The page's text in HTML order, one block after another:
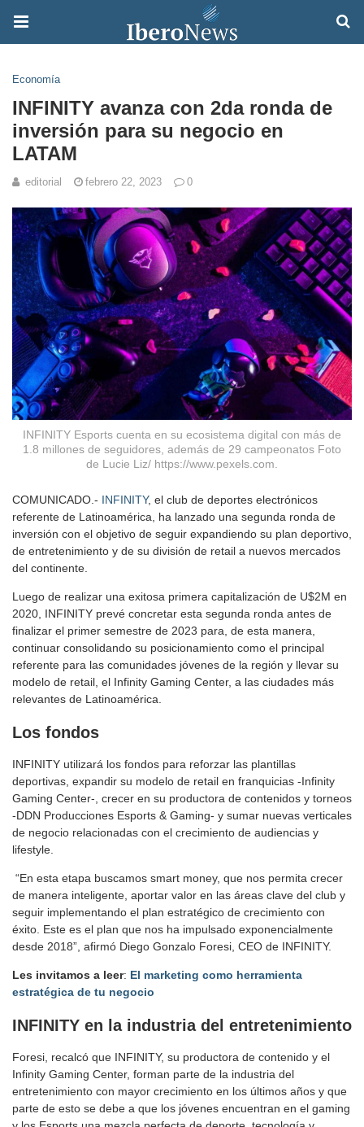
Economía
INFINITY avanza con 2da ronda de
inversión para su negocio en
LATAM
editorial febrero 22, 2023 0
INFINITY Esports cuenta en su ecosistema digital con más de
1.8 millones de seguidores, además de 29 campeonatos Foto
de Lucie Liz/ https://www.pexels.com.
COMUNICADO.- INFINITY, el club de deportes electrónicos
referente de Latinoamérica, ha lanzado una segunda ronda de
inversión con el objetivo de seguir expandiendo su plan deportivo,
de entretenimiento y de su división de retail a nuevos mercados
del continente.
Luego de realizar una exitosa primera capitalización de U$2M en
2020, INFINITY prevé concretar esta segunda ronda antes de
finalizar el primer semestre de 2023 para, de esta manera,
continuar consolidando su posicionamiento como el principal
referente para las comunidades jóvenes de la región y llevar su
modelo de retail, el Infinity Gaming Center, a las ciudades más
relevantes de Latinoamérica.
Los fondos
INFINITY utilizará los fondos para reforzar las plantillas
deportivas, expandir su modelo de retail en franquicias -Infinity
Gaming Center-, crecer en su productora de contenidos y torneos
-DDN Producciones Esports & Gaming- y sumar nuevas verticales
de negocio relacionadas con el crecimiento de audiencias y
lifestyle.
“En esta etapa buscamos smart money, que nos permita crecer
de manera inteligente, aportar valor en las áreas clave del club y
seguir implementando el plan estratégico de crecimiento con
éxito. Este es el plan que nos ha impulsado exponencialmente
desde 2018”, afirmó Diego Gonzalo Foresi, CEO de INFINITY.
Les invitamos a leer: El marketing como herramienta
estratégica de tu negocio
INFINITY en la industria del entretenimiento
Foresi, recalcó que INFINITY, su productora de contenido y el
Infinity Gaming Center, forman parte de la industria del
entretenimiento con mayor crecimiento en los últimos años y que
parte de esto se debe a que los jóvenes encuentran en el gaming